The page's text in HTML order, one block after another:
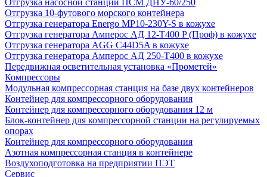
Отгрузка насосной станции ПСМ ДНУ-60/250
Отгрузка 10-футового морского контейнера
Отгрузка генератора Energo MP10-230Y-S в кожухе
Отгрузка генератора Амперос АД 12-Т400 P (Проф) в кожухе
Отгрузка генератора AGG C44D5A в кожухе
Отгрузка генератора Амперос АД 250-Т400 в кожухе
Передвижная осветительная установка «Прометей»
Компрессоры
Модульная компрессорная станция на базе двух контейнеров
Контейнер для компрессорного оборудования
Контейнер для компрессорного оборудования 12 м
Блок-контейнер для компрессорной станции на регулируемых
опорах
Контейнер для компрессорного оборудования
Азотная компрессорная станция в контейнере
Воздухоподготовка на предприятии ПЭТ
Сервис